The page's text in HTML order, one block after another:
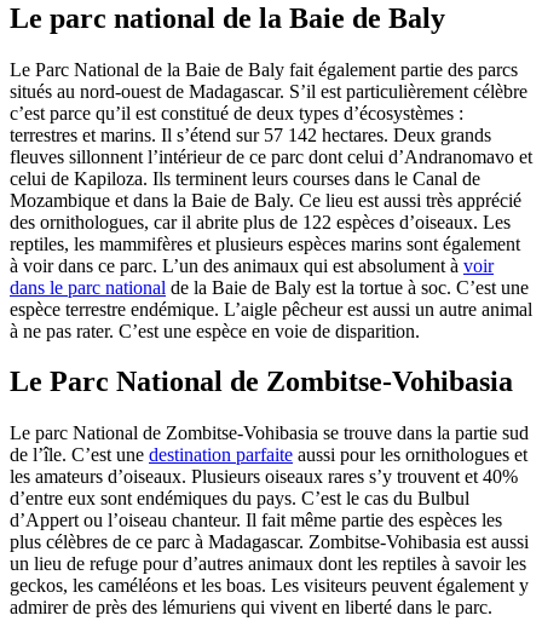
Le parc national de la Baie de Baly
Le Parc National de la Baie de Baly fait également partie des parcs
situés au nord-ouest de Madagascar. S’il est particulièrement célèbre
c’est parce qu’il est constitué de deux types d’écosystèmes :
terrestres et marins. Il s’étend sur 57 142 hectares. Deux grands
fleuves sillonnent l’intérieur de ce parc dont celui d’Andranomavo et
celui de Kapiloza. Ils terminent leurs courses dans le Canal de
Mozambique et dans la Baie de Baly. Ce lieu est aussi très apprécié
des ornithologues, car il abrite plus de 122 espèces d’oiseaux. Les
reptiles, les mammifères et plusieurs espèces marins sont également
à voir dans ce parc. L’un des animaux qui est absolument à voir
dans le parc national de la Baie de Baly est la tortue à soc. C’est une
espèce terrestre endémique. L’aigle pêcheur est aussi un autre animal
à ne pas rater. C’est une espèce en voie de disparition.
Le Parc National de Zombitse-Vohibasia
Le parc National de Zombitse-Vohibasia se trouve dans la partie sud
de l’île. C’est une destination parfaite aussi pour les ornithologues et
les amateurs d’oiseaux. Plusieurs oiseaux rares s’y trouvent et 40%
d’entre eux sont endémiques du pays. C’est le cas du Bulbul
d’Appert ou l’oiseau chanteur. Il fait même partie des espèces les
plus célèbres de ce parc à Madagascar. Zombitse-Vohibasia est aussi
un lieu de refuge pour d’autres animaux dont les reptiles à savoir les
geckos, les caméléons et les boas. Les visiteurs peuvent également y
admirer de près des lémuriens qui vivent en liberté dans le parc.